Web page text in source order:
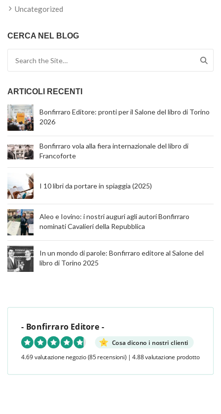
Uncategorized
CERCA NEL BLOG
ARTICOLI RECENTI
Bonfirraro Editore: pronti per il Salone del libro di Torino
2026
Bonfirraro vola alla fiera internazionale del libro di
Francoforte
I 10 libri da portare in spiaggia (2025)
Aleo e Iovino: i nostri auguri agli autori Bonfirraro
nominati Cavalieri della Repubblica
In un mondo di parole: Bonfirraro editore al Salone del
libro di Torino 2025
- Bonfirraro Editore -
Cosa dicono i nostri clienti
4.69 valutazione negozio (85 recensioni) | 4.88 valutazione prodotto